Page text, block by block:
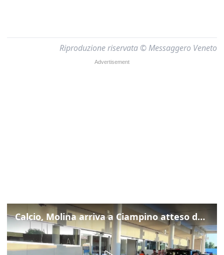
Riproduzione riservata © Messaggero Veneto
Calcio, Molina arriva a Ciampino atteso dalla Roma